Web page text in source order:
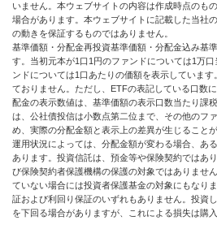
いません。本ウェブサイトの内容は作成時点のも
場合があります。本ウェブサイトに記載した当社
の動きを保証するものではありません。
基準価額・分配金再投資基準価額・分配金込み基
す。当初元本が1口1円のファンドについては1万
ンドについては1口あたりの価額を表示していま
ておりません。ただし、ETFの表記している口数
配金の表示数値は、基準価額の表示口数当たり課
は、公社債投信は小数点第二位まで、その他のフ
め、実際の分配金額と表示上の差異が生じることが
運用状況によっては、分配金額が変わる場合、あ
あります。投資信託は、預金等や保険契約ではあ
び保険契約者保護機構の保護の対象ではありませ
ていない場合には投資者保護基金の対象にもなり
証および利回り保証のいずれもありません。投資
を下回る場合がありますが、これによる損失は購